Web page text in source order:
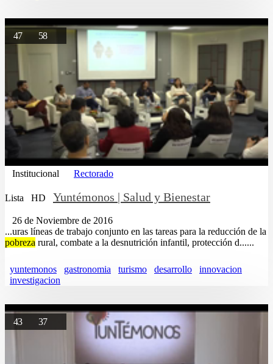
47 58
Institucional Rectorado
Lista HD Yuntémonos | Salud y Bienestar
26 de Noviembre de 2016
...uras líneas de trabajo conjunto en las tareas para la reducción de la
pobreza rural, combate a la desnutrición infantil, protección d......
yuntemonos gastronomia turismo desarrollo
innovacion
investigacion
43 37